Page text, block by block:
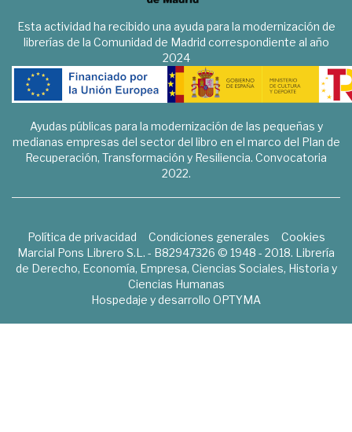
Esta actividad ha recibido una ayuda para la modernización de
librerías de la Comunidad de Madrid correspondiente al año
2024
Ayudas públicas para la modernización de las pequeñas y
medianas empresas del sector del libro en el marco del Plan de
Recuperación, Transformación y Resiliencia. Convocatoria
2022.
Política de privacidad Condiciones generales
Cookies
Marcial Pons Librero S.L. - B82947326 © 1948 - 2018. Librería
de Derecho, Economía, Empresa, Ciencias Sociales, Historia y
Ciencias Humanas
Hospedaje y desarrollo OPTYMA